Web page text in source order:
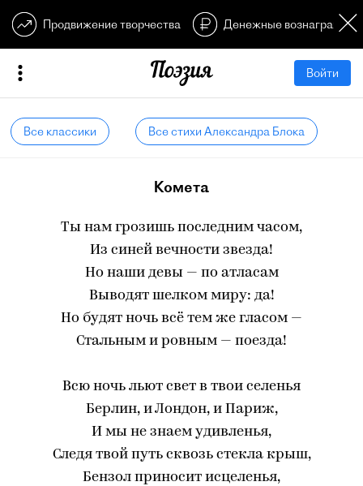
Продвижение творчества Денежные
Войти
Все классики Все стихи Александра Блока
Комета
Ты нам грозишь последним часом,
Из синей вечности звезда!
Но наши девы — по атласам
Выводят шелком миру: да!
Но будят ночь всё тем же гласом —
Стальным и ровным — поезда!
Всю ночь льют свет в твои селенья
Берлин, и Лондон, и Париж,
И мы не знаем удивленья,
Следя твой путь сквозь стекла крыш,
Бензол приносит исцеленья,